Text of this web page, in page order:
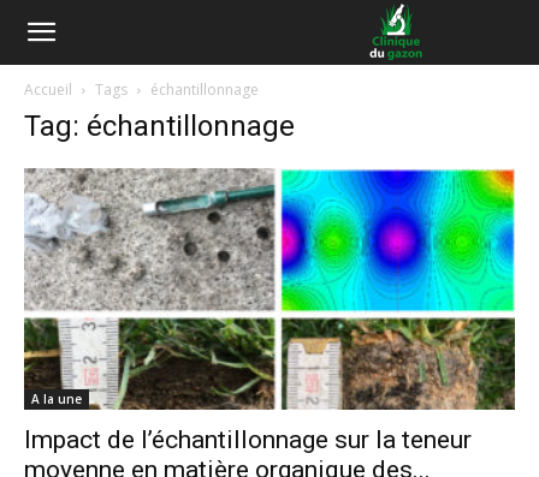
Accueil Tags échantillonnage
Tag: échantillonnage
A la une
Impact de l’échantillonnage sur la teneur
moyenne en matière organique des...